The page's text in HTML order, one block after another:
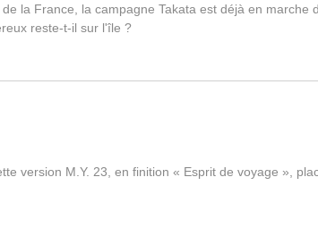
la France, la campagne Takata est déjà en marche
reste-t-il sur l'île ?
version M.Y. 23, en finition « Esprit de voyage »,